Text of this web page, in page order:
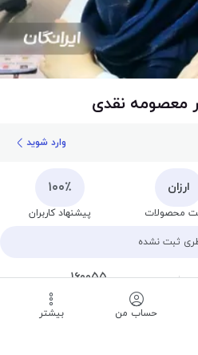
معصومه نقدی
وارد شوید
ارزان
محصولات
۱۰۰٪
پیشنهاد کاربران
ثبت نشده
۱۶۰۰۵۵
شماره نظام پزشکی
حساب من بیشتر